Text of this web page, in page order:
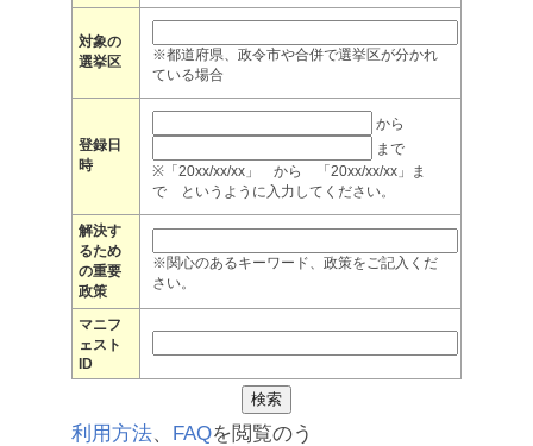
対象の
選挙区
※都道府県、政令市や合併で選挙区が分かれ
ている場合
登録日
時
から
まで
※「20xx/xx/xx」 から 「20xx/xx/xx」ま
で というように入力してください。
解決す
るため
の重要
政策
※関心のあるキーワード、政策をご記入くだ
さい。
マニフ
ェスト
ID
利用方法、 FAQを閲覧のう